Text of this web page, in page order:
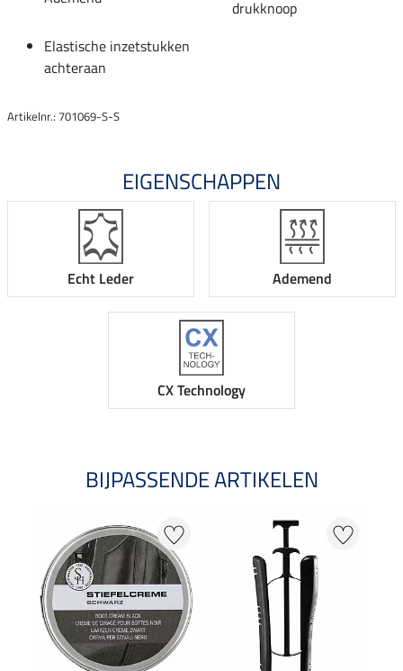
drukknoop
Elastische inzetstukken
achteraan
Artikelnr.: 701069-S-S
EIGENSCHAPPEN
Echt Leder Ademend
CX Technology
BIJPASSENDE ARTIKELEN